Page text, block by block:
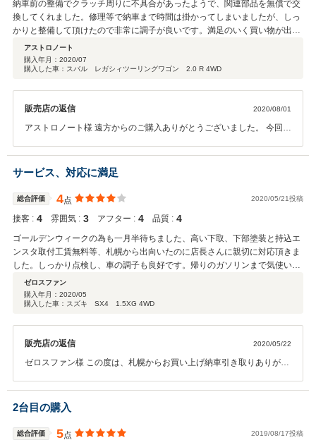
納車前の整備でクラッチ周りに不具合があったようで、関連部品を無償で交
換してくれました。修理等で納車まで時間は掛かってしまいましたが、しっ
かりと整備して頂けたので非常に調子が良いです。満足のいく買い物が出来
ました。ありがとうございました。機会があればまたお願いしたいと思いま
す。
アストロノート
購入年月： 2020/07
購入した車：スバル レガシィツーリングワゴン 2.0 R 4WD
販売店の返信 2020/08/01
アストロノート様 遠方からのご購入ありがとうございました。 今回は
いませんでした。 納期が遅れてしまったのに、車両に満足いただき高
評価ありがとうございます。 当社でも年間数百台を販売しております
と納車前後で急なトラブルになり利益のない赤字車両も販売する事も
ございますが、納車前に更に修理代を請求するような事はございませ
ん。 中途半端な整備でお客様にご迷惑をかけたり、後々クレームにな
ったり悪い評判口コミを言われたり書かれる事の方が当社としては大
きな損害になりますので、当社では入庫時と納車前で２度点検＆走行
チェックして納車しております。 （走行チェックも２回の走行を２人
で行うことによって、今回の様に１人目で分からなかったような物も
ましても中古車ですので故障する可能性はございますので、トラブル
の際は遠方ですので、当社で直接修理は中々できませんが、ご相談や
ご連絡ください。 次回ご購入の際も気になる車両がございましたらご
検討宜しくお願いいたします。
サービス、対応に満足
総合評価 4点 2020/05/21投稿
接客 : 4 雰囲気 : 3 アフター : 4 品質 : 4
ゴールデンウィークの為も一月半待ちました、高い下取、下部塗装と持込エ
ンスタ取付工賃無料等、札幌から出向いたのに店長さんに親切に対応頂きま
した。しっかり点検し、車の調子も良好です。帰りのガソリンまで気使い頂
き、サービス満点でした。有難うございました。
ゼロスファン
購入年月： 2020/05
購入した車：スズキ SX4 1.5XG 4WD
販売店の返信 2020/05/22
ゼロスファン様 この度は、札幌からお買い上げ納車引き取りありがと
為、ゴールデンウィークと重なり納期にお時間かかり申し訳ございま
せんでした。 当社のサービスと車両に満足頂き高評価もいただきあり
がとうございます。 中古車ですので、故障がでる場合もございます
が、札幌にも当社の取引業者がございますので、何かございましたら
2台目の購入
総合評価 5点 2019/08/17投稿